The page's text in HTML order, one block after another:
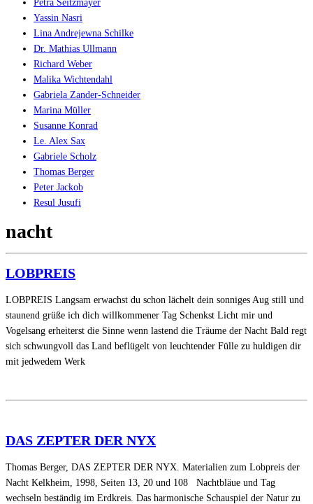
Petra Seitzmayer
Yassin Nasri
Lina Andrejewna Schilke
Dr. Mathias Ullmann
Richard Weber
Malika Wichtendahl
Gabriela Zander-Schneider
Marina Müller
Susanne Konrad
Le. Alex Sax
Gabriele Scholz
Thomas Berger
Peter Jackob
Resul Jusufi
nacht
LOBPREIS
LOBPREIS Langsam erwachst du schon lächelt dein sonniges Aug still und
staunend grüße ich dich willkommener Tag Schenkst Licht mir und
Vogelsang erheiterst die Sinne wenn lastend die Träume der Nacht Bald regt
sich schwungvoll das Land beflügelt von leuchtender Fülle zu huldigen dir
mit jedwedem Werk
DAS ZEPTER DER NYX
Thomas Berger, DAS ZEPTER DER NYX. Materialien zum Lobpreis der
Nacht Kelkheim, 1998, Seiten 13, 20 und 108 Nachtbläue und Tag
wechseln beständig im Erdkreis. Das harmonische Schauspiel der Natur zu